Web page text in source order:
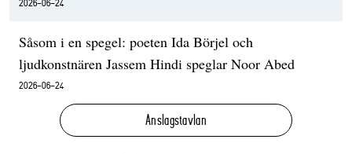
Såsom i en spegel: poeten Ida Börjel och
ljudkonstnären Jassem Hindi speglar Noor Abed
2026-06-24
Anslagstavlan